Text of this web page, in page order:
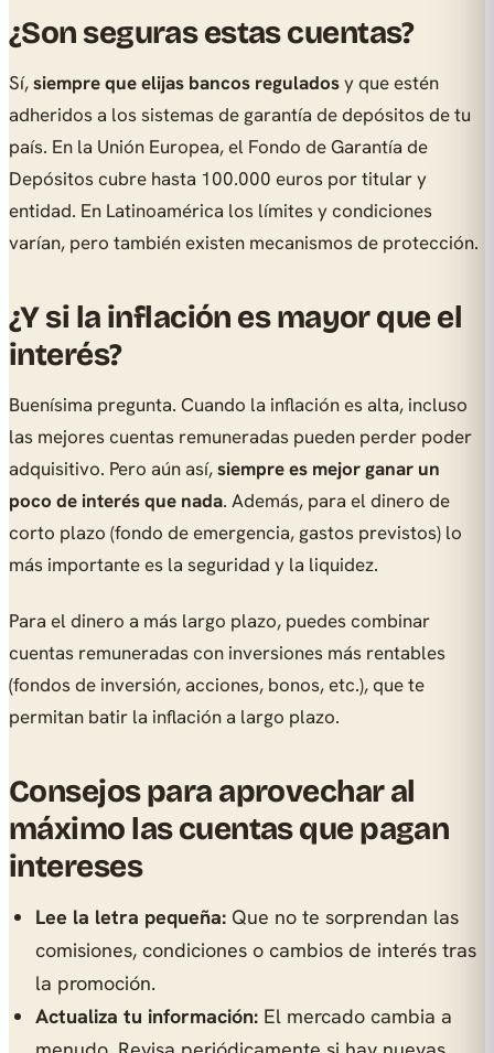
¿Son seguras estas cuentas?
Sí,siempre que elijas bancos reguladosy que estén
adheridos a los sistemas de garantía de depósitos de tu
país. En la Unión Europea, el Fondo de Garantía de
Depósitos cubre hasta 100.000 euros por titular y
entidad. En Latinoamérica los límites y condiciones
varían, pero también existen mecanismos de protección.
¿Y si la inflación es mayor que el
interés?
Buenísima pregunta. Cuando la inflación es alta, incluso
las mejores cuentas remuneradas pueden perder poder
adquisitivo. Pero aún así,siempre es mejor ganar un
poco de interés que nada. Además, para el dinero de
corto plazo (fondo de emergencia, gastos previstos) lo
más importante es la seguridad y la liquidez.
Para el dinero a más largo plazo, puedes combinar
cuentas remuneradas con inversiones más rentables
(fondos de inversión, acciones, bonos, etc.), que te
permitan batir la inflación a largo plazo.
Consejos para aprovechar al
máximo las cuentas que pagan
intereses
Lee la letra pequeña: Que no te sorprendan las
comisiones, condiciones o cambios de interés tras
la promoción.
Actualiza tu información: El mercado cambia a